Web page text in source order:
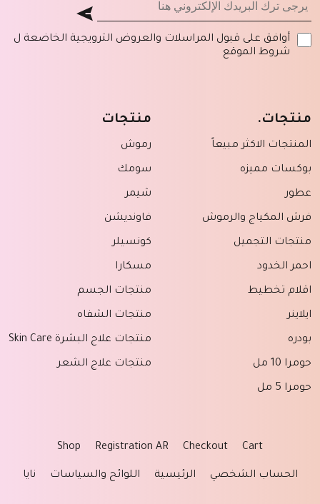
أوافق على قبول المراسلات والعروض الترويجية الخاضعة ل
شروط الموقع
منتجات.
المنتجات الاكثر مبيعاً
بوكسات مميزه
عطور
فرش المكياج والرموش
منتجات التجميل
احمر الخدود
اقلام تخطيط
ايلاينر
بودره
حومرا 10 مل
حومرا 5 مل
منتجات
رموش
سومك
شيمر
فاونديشن
كونسيلر
مسكارا
منتجات الجسم
منتجات الشفاه
منتجات علاج البشرة Skin Care
منتجات علاج الشعر
Cart
Checkout
Registration AR
Shop
الحساب الشخصي الرئيسية اللوائح والسياسات نايا